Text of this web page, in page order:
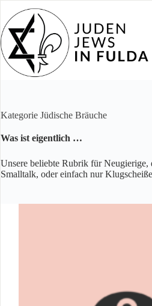
Inhalt
springen
Kategorie Jüdische Bräuche
Was ist eigentlich …
Unsere beliebte Rubrik für Neugierige,
Smalltalk, oder einfach nur